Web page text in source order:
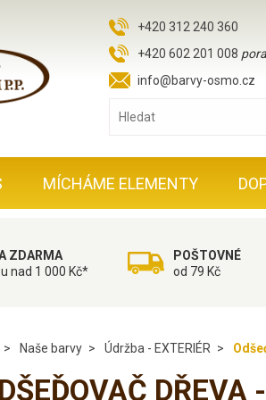
+420 312 240 360
+420 602 201 008
info@barvy-osmo.cz
MÍCHÁME ELEMENTY
ZDARMA
nad 1 000 Kč*
POŠTOVNÉ
od 79 Kč
Naše barvy Údržba - EXTERIÉR
DŘEVA